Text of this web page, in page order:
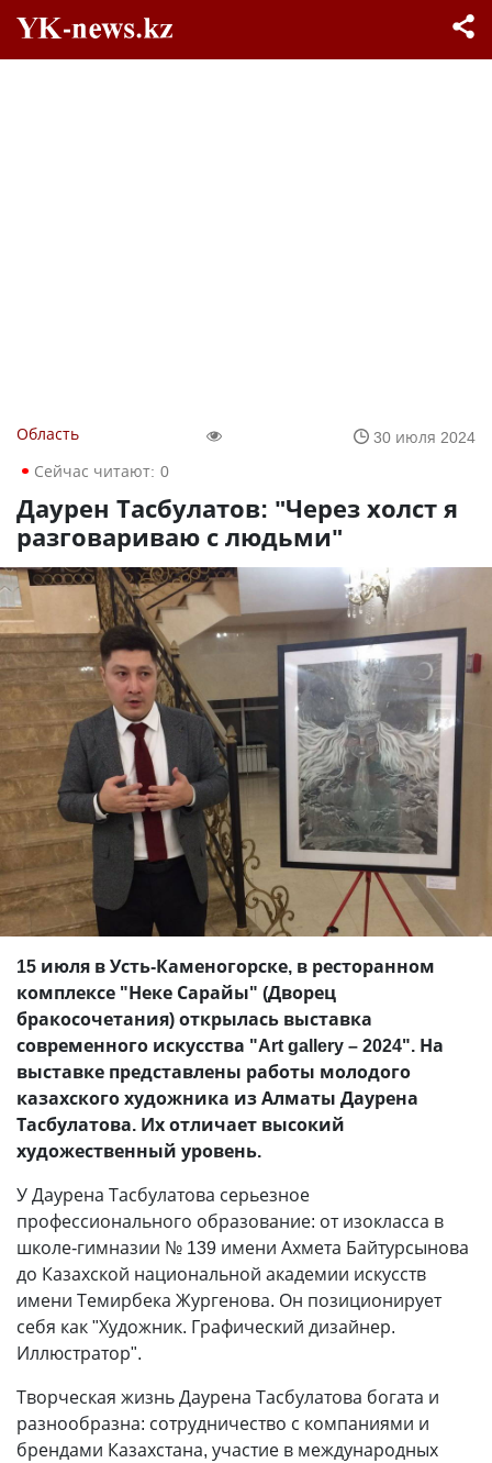
Область
30 июля 2024
Сейчас читают: 0
Даурен Тасбулатов: "Через холст я
разговариваю с людьми"
15 июля в Усть-Каменогорске, в ресторанном
комплексе "Неке Сарайы" (Дворец
бракосочетания) открылась выставка
современного искусства "Art gallery – 2024". На
выставке представлены работы молодого
казахского художника из Алматы Даурена
Тасбулатова. Их отличает высокий
художественный уровень.
У Даурена Тасбулатова серьезное
профессионального образование: от изокласса в
школе-гимназии № 139 имени Ахмета Байтурсынова
до Казахской национальной академии искусств
имени Темирбека Жургенова. Он позиционирует
себя как "Художник. Графический дизайнер.
Иллюстратор".
Творческая жизнь Даурена Тасбулатова богата и
разнообразна: сотрудничество с компаниями и
брендами Казахстана, участие в международных